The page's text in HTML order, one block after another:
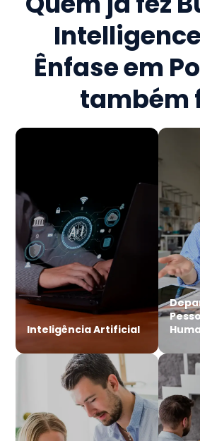
Ênfase em
também
Inteligência Artificial